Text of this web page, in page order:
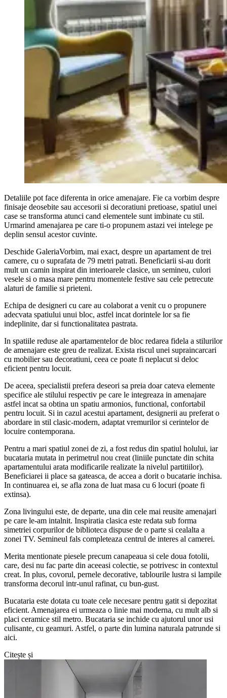
Detaliile pot face diferenta in orice amenajare. Fie ca vorbim despre
finisaje deosebite sau accesorii si decoratiuni pretioase, spatiul unei
case se transforma atunci cand elementele sunt imbinate cu stil.
Urmarind amenajarea pe care ti-o propunem astazi vei intelege pe
deplin sensul acestor cuvinte.
Deschide GaleriaVorbim, mai exact, despre un apartament de trei
camere, cu o suprafata de 79 metri patrati. Beneficiarii si-au dorit
mult un camin inspirat din interioarele clasice, un semineu, culori
vesele si o masa mare pentru momentele festive sau cele petrecute
alaturi de familie si prieteni.
Echipa de designeri cu care au colaborat a venit cu o propunere
adecvata spatiului unui bloc, astfel incat dorintele lor sa fie
indeplinite, dar si functionalitatea pastrata.
In spatiile reduse ale apartamentelor de bloc redarea fidela a stilurilor
de amenajare este greu de realizat. Exista riscul unei supraincarcari
cu mobilier sau decoratiuni, ceea ce poate fi neplacut si deloc
eficient pentru locuit.
De aceea, specialistii prefera deseori sa preia doar cateva elemente
specifice ale stilului respectiv pe care le integreaza in amenajare
astfel incat sa obtina un spatiu armonios, functional, confortabil
pentru locuit. Si in cazul acestui apartament, designerii au preferat o
abordare in stil clasic-modern, adaptat vremurilor si cerintelor de
locuire contemporana.
Pentru a mari spatiul zonei de zi, a fost redus din spatiul holului, iar
bucataria mutata in perimetrul nou creat (liniile punctate din schita
apartamentului arata modificarile realizate la nivelul partitiilor).
Beneficiarei ii place sa gateasca, de accea a dorit o bucatarie inchisa.
In continuarea ei, se afla zona de luat masa cu 6 locuri (poate fi
extinsa).
Zona livingului este, de departe, una din cele mai reusite amenajari
pe care le-am intalnit. Inspiratia clasica este redata sub forma
simetriei corpurilor de biblioteca dispuse de o parte si cealalta a
zonei TV. Semineul fals completeaza centrul de interes al camerei.
Merita mentionate piesele precum canapeaua si cele doua fotolii,
care, desi nu fac parte din aceeasi colectie, se potrivesc in contextul
creat. In plus, covorul, pernele decorative, tablourile lustra si lampile
transforma decorul intr-unul rafinat, cu bun-gust.
Bucataria este dotata cu toate cele necesare pentru gatit si depozitat
eficient. Amenajarea ei urmeaza o linie mai moderna, cu mult alb si
placi ceramice stil metro. Bucataria se inchide cu ajutorul unor usi
culisante, cu geamuri. Astfel, o parte din lumina naturala patrunde si
aici.
Citește și